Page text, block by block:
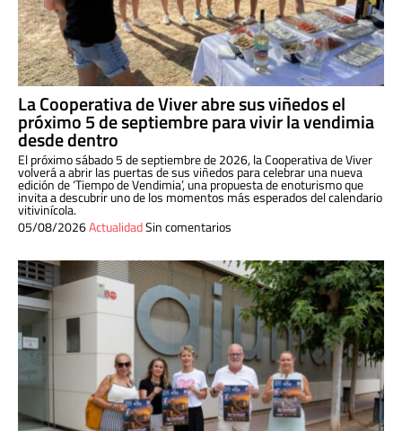
La Cooperativa de Viver abre sus viñedos el
próximo 5 de septiembre para vivir la vendimia
desde dentro
El próximo sábado 5 de septiembre de 2026, la Cooperativa de Viver
volverá a abrir las puertas de sus viñedos para celebrar una nueva
edición de ‘Tiempo de Vendimia’, una propuesta de enoturismo que
invita a descubrir uno de los momentos más esperados del calendario
vitivinícola.
05/08/2026ActualidadSin comentarios